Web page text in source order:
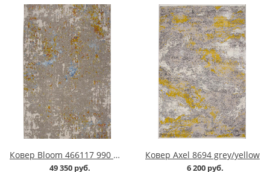
Ковер Bloom 466117 990 multy
49 350 руб.
Ковер Axel 8694 grey/yellow
6 200 руб.